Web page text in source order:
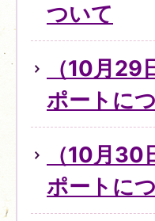
ついて
（10月
ポートに
（10月
ポートに